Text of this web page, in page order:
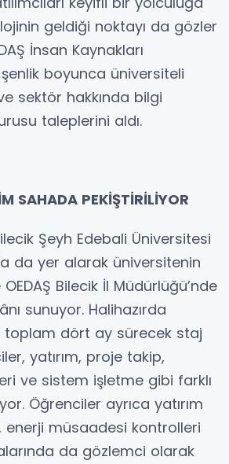
geldiği noktayı da gözler
İnsan Kaynakları
boyunca üniversiteli
sektör hakkında bilgi
taleplerini aldı.
SAHADA PEKİŞTİRİLİYOR
Şeyh Edebali Üniversitesi
da yer alarak üniversitenin
Bilecik İl Müdürlüğü’nde
sunuyor. Halihazırda
toplam dört ay sürecek staj
yatırım, proje takip,
ve sistem işletme gibi farklı
Öğrenciler ayrıca yatırım
enerji müsaadesi kontrolleri
da gözlemci olarak